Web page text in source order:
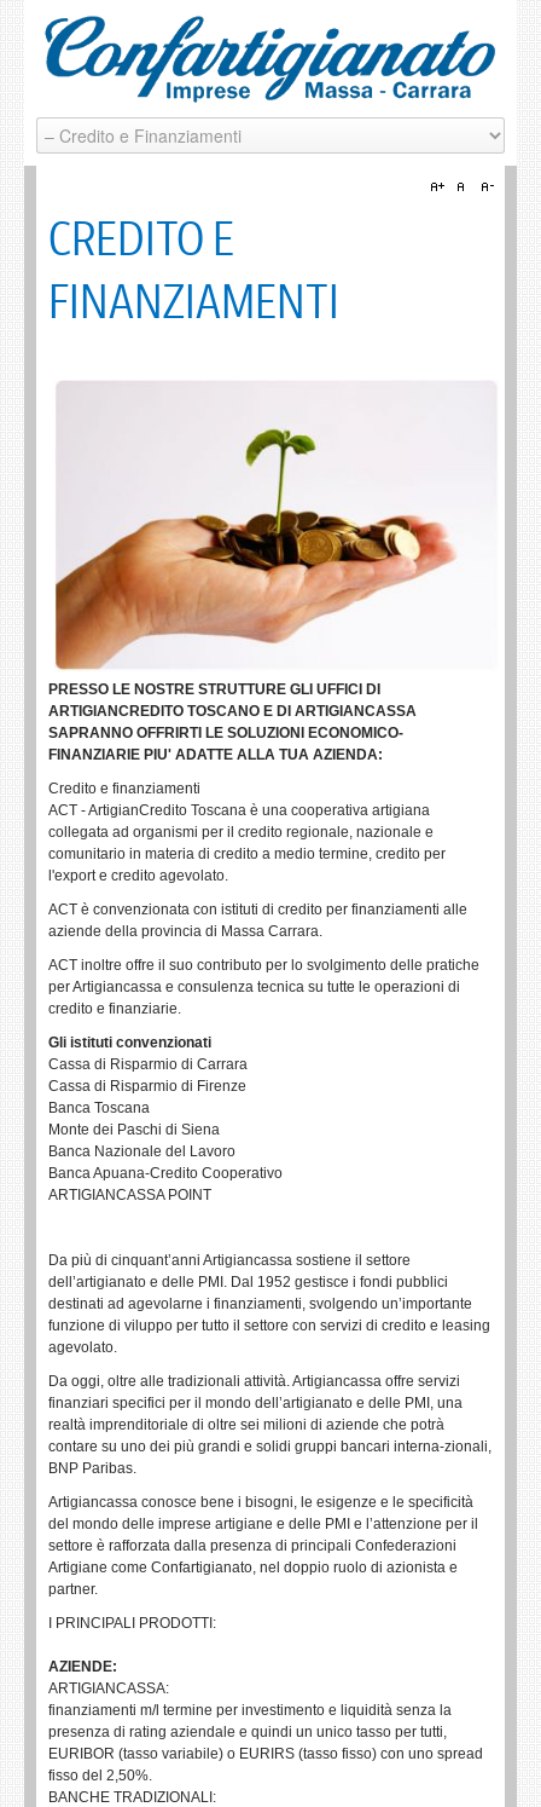
CREDITO E
FINANZIAMENTI
PRESSO LE NOSTRE STRUTTURE GLI UFFICI DI
ARTIGIANCREDITO TOSCANO E DI ARTIGIANCASSA
SAPRANNO OFFRIRTI LE SOLUZIONI ECONOMICO-
FINANZIARIE PIU' ADATTE ALLA TUA AZIENDA:
Credito e finanziamenti
ACT - ArtigianCredito Toscana è una cooperativa artigiana
collegata ad organismi per il credito regionale, nazionale e
comunitario in materia di credito a medio termine, credito per
l'export e credito agevolato.
ACT è convenzionata con istituti di credito per finanziamenti alle
aziende della provincia di Massa Carrara.
ACT inoltre offre il suo contributo per lo svolgimento delle pratiche
per Artigiancassa e consulenza tecnica su tutte le operazioni di
credito e finanziarie.
Gli istituti convenzionati
Cassa di Risparmio di Carrara
Cassa di Risparmio di Firenze
Banca Toscana
Monte dei Paschi di Siena
Banca Nazionale del Lavoro
Banca Apuana-Credito Cooperativo
ARTIGIANCASSA POINT
Da più di cinquant’anni Artigiancassa sostiene il settore
dell’artigianato e delle PMI. Dal 1952 gestisce i fondi pubblici
destinati ad agevolarne i finanziamenti, svolgendo un’importante
funzione di viluppo per tutto il settore con servizi di credito e leasing
agevolato.
Da oggi, oltre alle tradizionali attività. Artigiancassa offre servizi
finanziari specifici per il mondo dell’artigianato e delle PMI, una
realtà imprenditoriale di oltre sei milioni di aziende che potrà
contare su uno dei più grandi e solidi gruppi bancari interna-zionali,
BNP Paribas.
Artigiancassa conosce bene i bisogni, le esigenze e le specificità
del mondo delle imprese artigiane e delle PMI e l’attenzione per il
settore è rafforzata dalla presenza di principali Confederazioni
Artigiane come Confartigianato, nel doppio ruolo di azionista e
partner.
I PRINCIPALI PRODOTTI:
AZIENDE:
ARTIGIANCASSA:
finanziamenti m/l termine per investimento e liquidità senza la
presenza di rating aziendale e quindi un unico tasso per tutti,
EURIBOR (tasso variabile) o EURIRS (tasso fisso) con uno spread
fisso del 2,50%.
BANCHE TRADIZIONALI: